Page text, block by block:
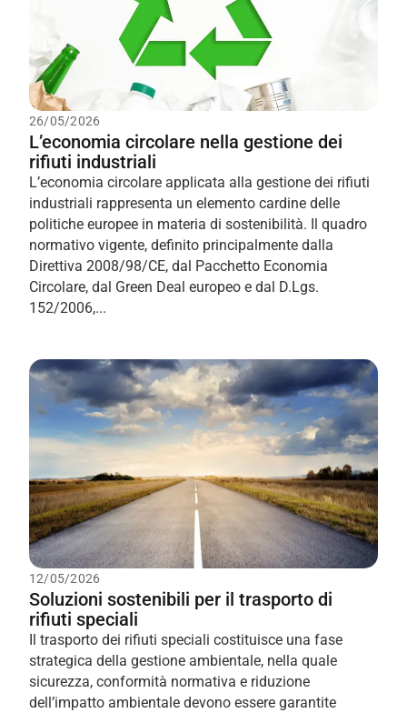
26/05/2026
L’economia circolare nella gestione dei
rifiuti industriali
L’economia circolare applicata alla gestione dei rifiuti
industriali rappresenta un elemento cardine delle
politiche europee in materia di sostenibilità. Il quadro
normativo vigente, definito principalmente dalla
Direttiva 2008/98/CE, dal Pacchetto Economia
Circolare, dal Green Deal europeo e dal D.Lgs.
152/2006,...
12/05/2026
Soluzioni sostenibili per il trasporto di
rifiuti speciali
Il trasporto dei rifiuti speciali costituisce una fase
strategica della gestione ambientale, nella quale
sicurezza, conformità normativa e riduzione
dell’impatto ambientale devono essere garantite